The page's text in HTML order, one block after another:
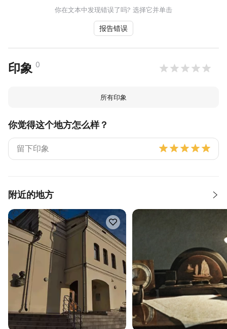
你在文本中发现错误了吗? 选择它并单击
报告错误
印象 0
所有印象
你觉得这个地方怎么样？
附近的地方